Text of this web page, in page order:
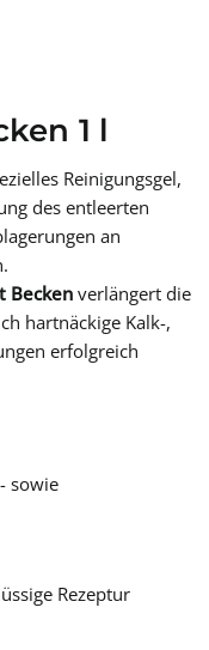
1 l
Reinigungsgel,
des entleerten
an
Becken verlängert die
hartnäckige Kalk-,
erfolgreich
sowie
Rezeptur